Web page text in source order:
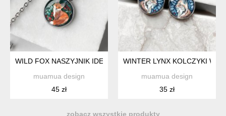
WILD FOX NASZYJNIK IDEALNY NA PREZENT
muamua design
45 zł
WINTER LYNX KOLCZYKI
muamua design
35 zł
zobacz wszystkie produkty